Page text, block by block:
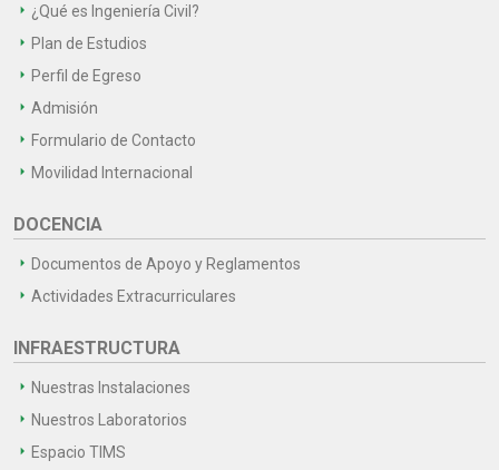
¿Qué es Ingeniería Civil?
Plan de Estudios
Perfil de Egreso
Admisión
Formulario de Contacto
Movilidad Internacional
DOCENCIA
Documentos de Apoyo y Reglamentos
Actividades Extracurriculares
INFRAESTRUCTURA
Nuestras Instalaciones
Nuestros Laboratorios
Espacio TIMS